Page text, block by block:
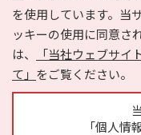
を使用しています。当
ッキーの使用に同意さ
は、
「当社ウェブサ
て」 をご覧ください。
「個人情
e-NAVITA（イーナビタ
利用規約
個人情
サイトマップ